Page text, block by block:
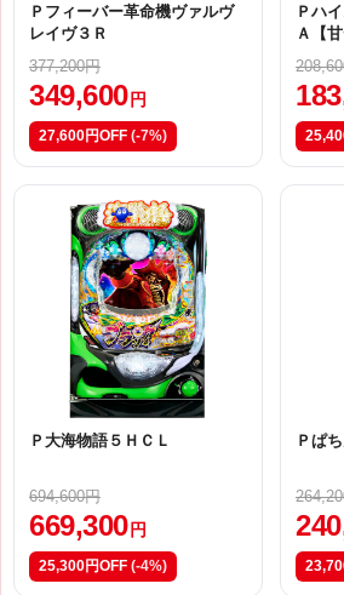
Ｐフィーバー革命機ヴァルヴ
レイヴ３Ｒ
377,200円
349,600 円
27,600円OFF (-7%)
Ｐハ
Ａ【甘
Ｐ大海物語５ＨＣＬ
694,600円
669,300 円
25,300円OFF (-4%)
Ｐぱ